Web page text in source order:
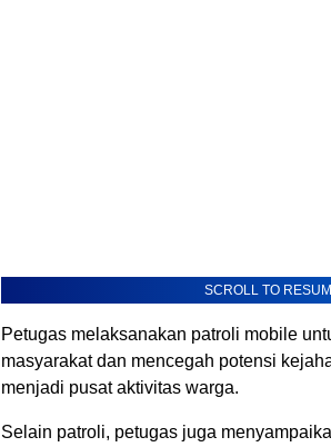
SCROLL TO
Petugas melaksanakan patroli mobile
masyarakat dan mencegah potensi
menjadi pusat aktivitas warga.
Selain patroli, petugas juga